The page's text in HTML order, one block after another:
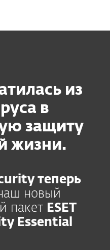
из
в
защиту
жизни.
теперь
новый
пакет ESET
Essential